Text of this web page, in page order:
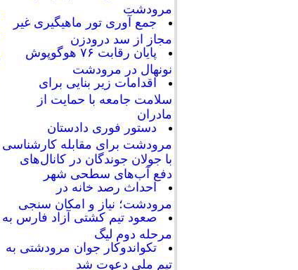
مرودشت
جمع آوری تور ماهیگیری غیر
مجاز از سد درودزن
پایان رقابت‌ ۷۶ هوگوپوش
نونهال در مرودشت
اقدامات زیر بنایی برای
سلامت جامعه با حمایت از
مادران
دستور فوری دادستان
مرودشت برای مقابله کارشناسی
با جولان جوندگان در کانال‌های
دفع آب‌های سطحی شهر
احداث رصد خانه در
مرودشت؛ نیاز و امکان سنجی
صعود تیم کشتی آزاد فارس به
مرحله دوم لیگ
تکواندوکار جوان مرودشتی به
تیم ملی دعوت شد